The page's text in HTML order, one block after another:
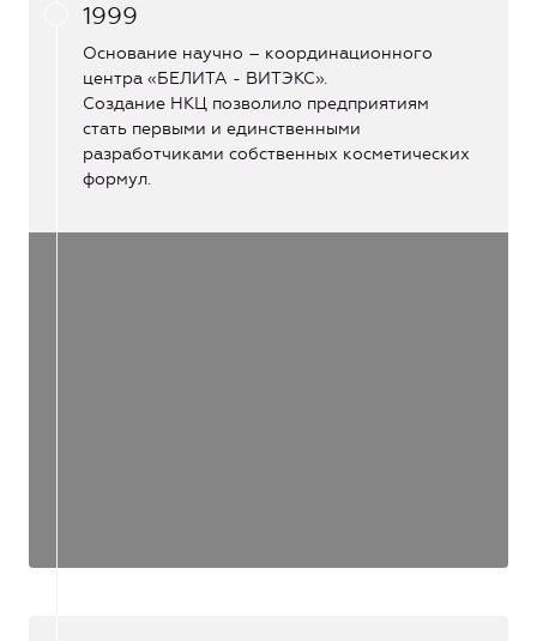
1999
Основание научно – координационного
центра «БЕЛИТА - ВИТЭКС».
Создание НКЦ позволило предприятиям
стать первыми и единственными
разработчиками собственных косметических
формул.